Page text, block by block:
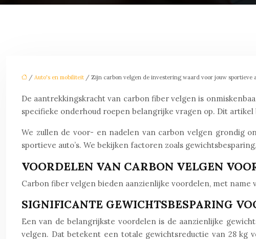
/ Auto's en mobiliteit / Zijn carbon velgen de investering waard voor jouw sportieve
De aantrekkingskracht van carbon fiber velgen is
specifieke onderhoud roepen belangrijke vragen op. Dit
We zullen de voor- en nadelen van carbon velgen grondig
sportieve auto’s. We bekijken factoren zoals
VOORDELEN VAN CARBON VELGEN
Carbon fiber velgen bieden aanzienlijke voordelen, met
SIGNIFICANTE GEWICHTSBESPARING
Een van de belangrijkste voordelen is de aanzienlijke
velgen. Dat betekent een totale gewichtsreductie van 28 kg